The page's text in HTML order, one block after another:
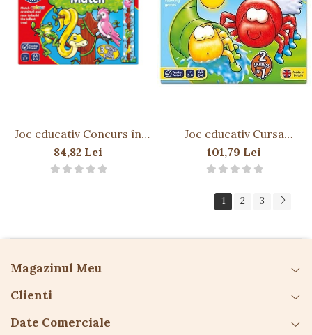
Joc educativ Concurs în
Pădurea Tropicală
RAINFOREST MATCH
84,82 Lei
Joc educativ Cursa
Păianjenilor INSEY WINSEY
SPIDER
101,79 Lei
1 2 3
Magazinul Meu
Clienti
Date Comerciale